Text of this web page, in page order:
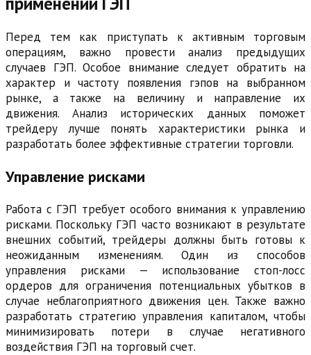
Перед тем как приступать к активным торговым
операциям, важно провести анализ предыдущих
случаев ГЭП. Особое внимание следует обратить на
характер и частоту появления гэпов на выбранном
рынке, а также на величину и направление их
движения. Анализ исторических данных поможет
трейдеру лучше понять характеристики рынка и
разработать более эффективные стратегии торговли.
Управление рисками
Работа с ГЭП требует особого внимания к управлению
рисками. Поскольку ГЭП часто возникают в результате
внешних событий, трейдеры должны быть готовы к
неожиданным изменениям. Один из способов
управления рисками — использование стоп-лосс
ордеров для ограничения потенциальных убытков в
случае неблагоприятного движения цен. Также важно
разработать стратегию управления капиталом, чтобы
минимизировать потери в случае негативного
воздействия ГЭП на торговый счет.